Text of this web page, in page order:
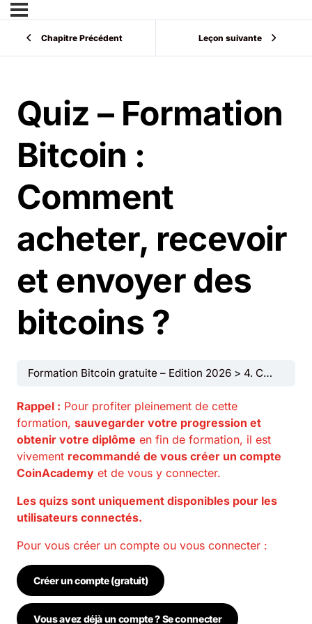
Chapitre Précédent Leçon suivante
Quiz – Formation
Bitcoin :
Comment
acheter, recevoir
et envoyer des
bitcoins ?
Formation Bitcoin gratuite – Edition 2026 4. Comment acheter, recevoir et envoyer des bitcoins ?
Rappel : Pour profiter pleinement de cette
formation, sauvegarder votre progression et
obtenir votre diplôme en fin de formation, il est
vivement recommandé de vous créer un compte
CoinAcademy et de vous y connecter.
Les quizs sont uniquement disponibles pour les
utilisateurs connectés.
Pour vous créer un compte ou vous connecter :
Créer un compte (gratuit)
Vous avez déjà un compte ? Se connecter